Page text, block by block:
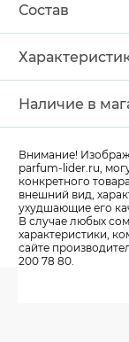
Состав
Наличие в
Внимание!
parfum-lider.ru,
конкретного
внешний вид,
ухудшающие его
В случае любых
характеристики,
сайте
200 78 80.